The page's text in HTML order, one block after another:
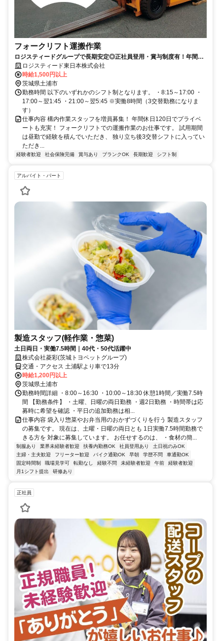
フォークリフト運搬作業
ロジスティードグループで長期安定◎正社員登用・賞与制度有！年間休
日120日！月収30万円以上可！
ロジスティード東日本株式会社
時給1,500円以上
茨城県土浦市
勤務時間 以下のいずれかのシフト制となります。 ・8:15～17:00 ・
17:00～翌1:45 ・21:00～翌5:45 ※実働8時間（3交替勤務になりま
す）
仕事内容 構内作業スタッフを増員募集！ 年間休日120日でプライベ
ートも充実！ フォークリフトでの運搬作業のお仕事です。 試用期間
は昼勤で経験を積んでいただき、 独り立ち後3交替シフトに入ってい
ただき...
経験者歓迎 社会保険完備 賞与あり ブランクOK 長期歓迎 シフト制
アルバイト・パート
製造スタッフ(軽作業・惣菜)
土日両日・実働7.5時間｜40代・50代活躍中
株式会社菱彩(茨城トヨペットグループ)
交通・アクセス 土浦駅より車で13分
時給1,200円以上
茨城県土浦市
勤務時間詳細 ・8:00～16:30 ・10:00～18:30 休憩1時間／実働7.5時
間 【勤務条件】 ・土曜、日曜の両日勤務 ・週2日勤務 ・時間帯は応
募時に希望を確認 ・平日の追加勤務は相...
仕事内容 袋入り惣菜やお弁当用のおかずづくりを行う 製造スタッフ
の募集です。 現在は、土曜・日曜の両日とも 1日実働7.5時間勤務で
きる方を 対象に募集しています。 お任せするのは、 ・食材の簡...
制服あり 業界未経験者歓迎 扶養内勤務OK 社員登用あり
土日祝のみOK
主婦・主夫歓迎
フリーター歓迎 バイク通勤OK 早朝 学歴不問
車通勤OK
固定時間制
職場見学可 転勤なし 経験不問 未経験者歓迎 午前
経験者歓迎
月1シフト提出
研修あり
正社員